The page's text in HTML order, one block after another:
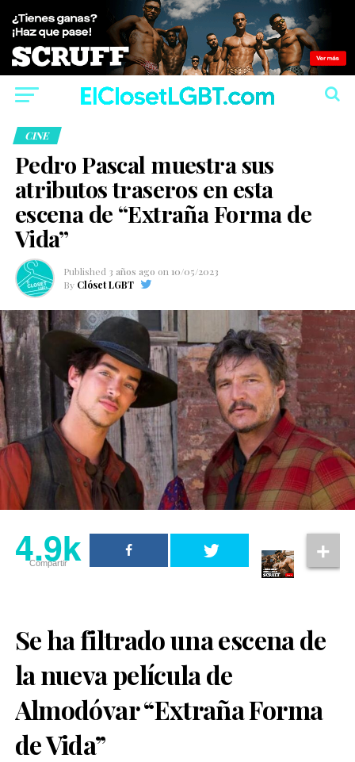
CINE
Pedro Pascal muestra sus
atributos traseros en esta
escena de “Extraña Forma de
Vida”
Published 3 años ago on 10/05/2023
By Clóset LGBT
4.9k
Compartir
Se ha filtrado una escena de
la nueva película de
Almodóvar “Extraña Forma
de Vida”